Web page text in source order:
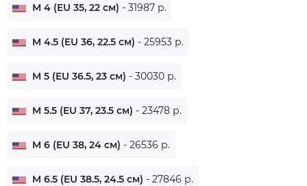
M 4 (EU 35, 22 см) - 31987 р.
M 4.5 (EU 36, 22.5 см) - 25953 р.
M 5 (EU 36.5, 23 см) - 30030 р.
M 5.5 (EU 37, 23.5 см) - 23478 р.
M 6 (EU 38, 24 см) - 26536 р.
M 6.5 (EU 38.5, 24.5 см) - 27846 р.